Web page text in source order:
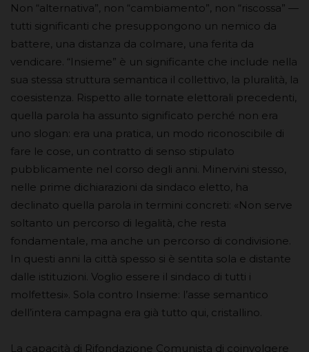
Non “alternativa”, non “cambiamento”, non “riscossa” —
tutti significanti che presuppongono un nemico da
battere, una distanza da colmare, una ferita da
vendicare. “Insieme” è un significante che include nella
sua stessa struttura semantica il collettivo, la pluralità, la
coesistenza. Rispetto alle tornate elettorali precedenti,
quella parola ha assunto significato perché non era
uno slogan: era una pratica, un modo riconoscibile di
fare le cose, un contratto di senso stipulato
pubblicamente nel corso degli anni. Minervini stesso,
nelle prime dichiarazioni da sindaco eletto, ha
declinato quella parola in termini concreti: «Non serve
soltanto un percorso di legalità, che resta
fondamentale, ma anche un percorso di condivisione.
In questi anni la città spesso si è sentita sola e distante
dalle istituzioni. Voglio essere il sindaco di tutti i
molfettesi». Sola contro Insieme: l’asse semantico
dell’intera campagna era già tutto qui, cristallino.
La capacità di Rifondazione Comunista di coinvolgere